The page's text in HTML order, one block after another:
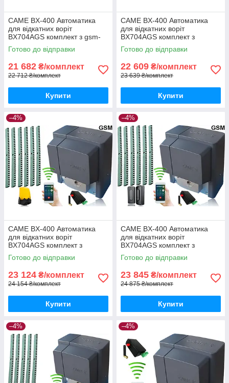
CAME BX-400 Автоматика
для відкатних воріт
BX704AGS комплект з gsm-
модулем та 6м рейки
Готово до відправки
21 682 ₴/комплект
22 712 ₴/комплект
Купити
CAME BX-400 Автоматика
для відкатних воріт
BX704AGS комплект з
лампою, 5м рейки і gsm-
модулем
Готово до відправки
22 609 ₴/комплект
23 639 ₴/комплект
Купити
–4%
CAME BX-400 Автоматика
для відкатних воріт
BX704AGS комплект з
лампою, 6м рейки і gsm-
модулем
Готово до відправки
23 124 ₴/комплект
24 154 ₴/комплект
Купити
–4%
CAME BX-400 Автоматика
для відкатних воріт
BX704AGS комплект з
фотоелементами, 6м рейки і
gsm-модулем
Готово до відправки
23 845 ₴/комплект
24 875 ₴/комплект
Купити
–4% –4%